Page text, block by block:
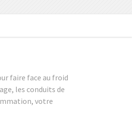
faire face au froid
les conduits de
votre